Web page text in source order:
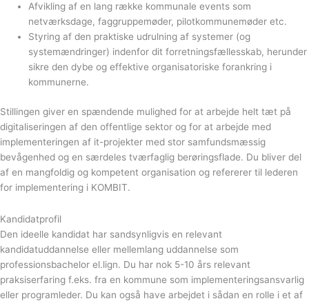
Afvikling af en lang række kommunale events som
netværksdage, faggruppemøder, pilotkommunemøder etc.
Styring af den praktiske udrulning af systemer (og
systemændringer) indenfor dit forretningsfællesskab, herunder
sikre den dybe og effektive organisatoriske forankring i
kommunerne.
Stillingen giver en spændende mulighed for at arbejde helt tæt på
digitaliseringen af den offentlige sektor og for at arbejde med
implementeringen af it-projekter med stor samfundsmæssig
bevågenhed og en særdeles tværfaglig berøringsflade. Du bliver del
af en mangfoldig og kompetent organisation og refererer til lederen
for implementering i KOMBIT.
Kandidatprofil
Den ideelle kandidat har sandsynligvis en relevant
kandidatuddannelse eller mellemlang uddannelse som
professionsbachelor el.lign. Du har nok 5-10 års relevant
praksiserfaring f.eks. fra en kommune som implementeringsansvarlig
eller programleder. Du kan også have arbejdet i sådan en rolle i et af